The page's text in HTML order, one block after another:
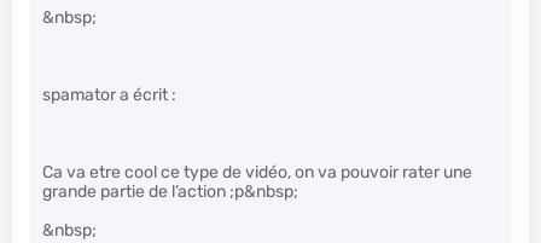
&nbsp;
spamator a écrit :
Ca va etre cool ce type de vidéo, on va pouvoir rater une
grande partie de l’action ;p&nbsp;
&nbsp;